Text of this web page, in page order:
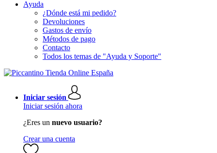
Ayuda
¿Dónde está mi pedido?
Devoluciones
Gastos de envío
Métodos de pago
Contacto
Todos los temas de "Ayuda y Soporte"
Iniciar sesión
Iniciar sesión ahora
¿Eres un nuevo usuario?
Crear una cuenta